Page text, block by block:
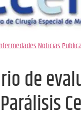
Noticias
de